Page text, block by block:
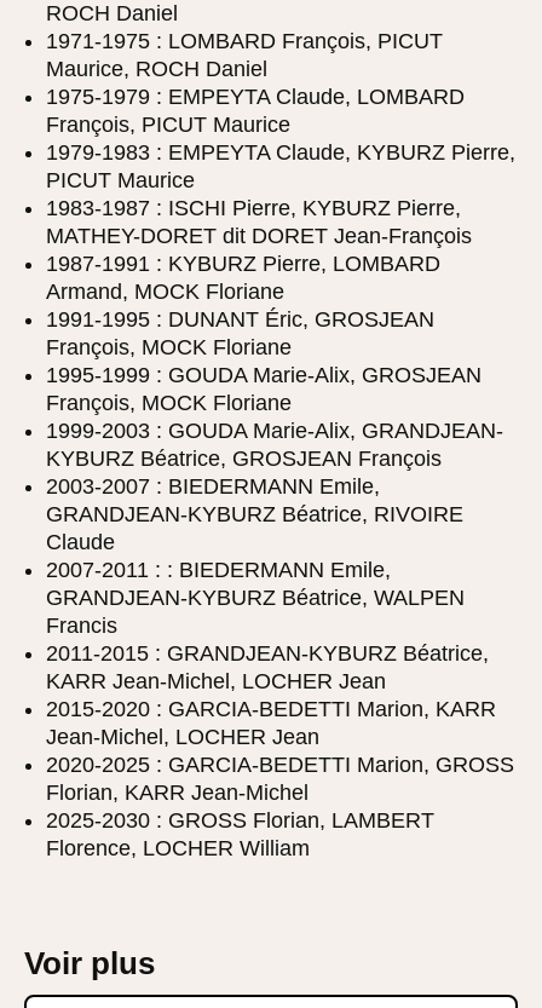
ROCH Daniel
1971-1975 : LOMBARD François, PICUT
Maurice, ROCH Daniel
1975-1979 : EMPEYTA Claude, LOMBARD
François, PICUT Maurice
1979-1983 : EMPEYTA Claude, KYBURZ Pierre,
PICUT Maurice
1983-1987 : ISCHI Pierre, KYBURZ Pierre,
MATHEY-DORET dit DORET Jean-François
1987-1991 : KYBURZ Pierre, LOMBARD
Armand, MOCK Floriane
1991-1995 : DUNANT Éric, GROSJEAN
François, MOCK Floriane
1995-1999 : GOUDA Marie-Alix, GROSJEAN
François, MOCK Floriane
1999-2003 : GOUDA Marie-Alix, GRANDJEAN-
KYBURZ Béatrice, GROSJEAN François
2003-2007 : BIEDERMANN Emile,
GRANDJEAN-KYBURZ Béatrice, RIVOIRE
Claude
2007-2011 : : BIEDERMANN Emile,
GRANDJEAN-KYBURZ Béatrice, WALPEN
Francis
2011-2015 : GRANDJEAN-KYBURZ Béatrice,
KARR Jean-Michel, LOCHER Jean
2015-2020 : GARCIA-BEDETTI Marion, KARR
Jean-Michel, LOCHER Jean
2020-2025 : GARCIA-BEDETTI Marion, GROSS
Florian, KARR Jean-Michel
2025-2030 : GROSS Florian, LAMBERT
Florence, LOCHER William
Voir plus